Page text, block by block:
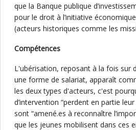
que la Banque publique
pour le droit à l’initiative
(acteurs historiques comme les
Compétences
L'ubérisation, reposant à la fois sur
une forme de salariat, apparaît
les deux types d'acteurs, c'est
d’intervention “perdent en partie
sont “amené.es à reconnaître
que les jeunes mobilisent dans ces